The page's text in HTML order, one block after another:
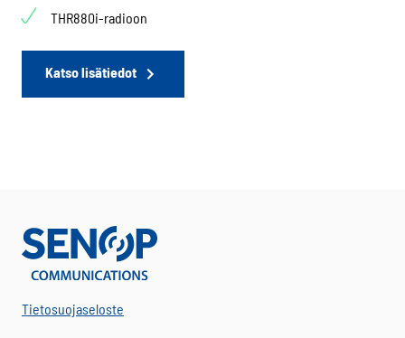
THR880i-radioon
Katso lisätiedot
Tietosuojaseloste